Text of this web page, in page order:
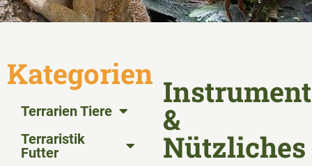
Kategorien
Terrarien Tiere
Terraristik
Futter
&
Nützliches